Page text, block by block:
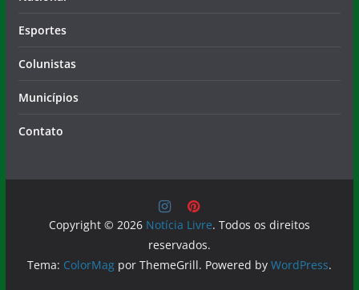
Esportes
Colunistas
Municípios
Contato
Copyright © 2026 Notícia Livre. Todos os direitos
reservados.
Tema: ColorMagpor ThemeGrill. Powered by WordPress.